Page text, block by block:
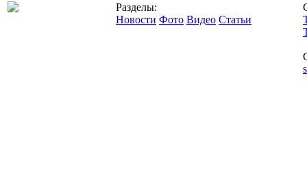
Разделы:
Новости Фото Видео Статьи